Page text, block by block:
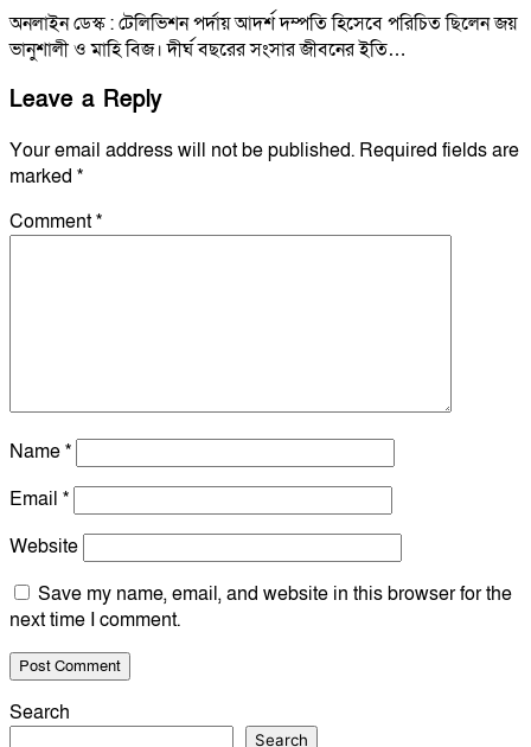
অনলাইন ডেস্ক : টেলিভিশন পর্দায় আদর্শ দম্পতি হিসেবে পরিচিত ছিলেন জয়
ভানুশালী ও মাহি বিজ। দীর্ঘ বছরের সংসার জীবনের ইতি…
Leave a Reply
Your email address will not be published. Required fields are
marked *
Comment*
Name*
Email *
Website
Save my name, email, and website in this browser for the
next time I comment.
Search
Search